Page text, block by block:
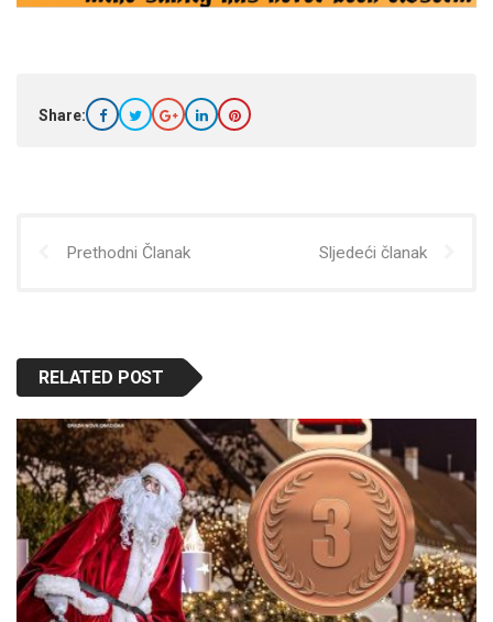
Share:
Prethodni Članak Sljedeći članak
RELATED POST